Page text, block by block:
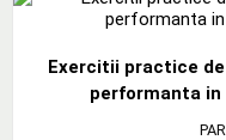
Exercitii practice
performanta in